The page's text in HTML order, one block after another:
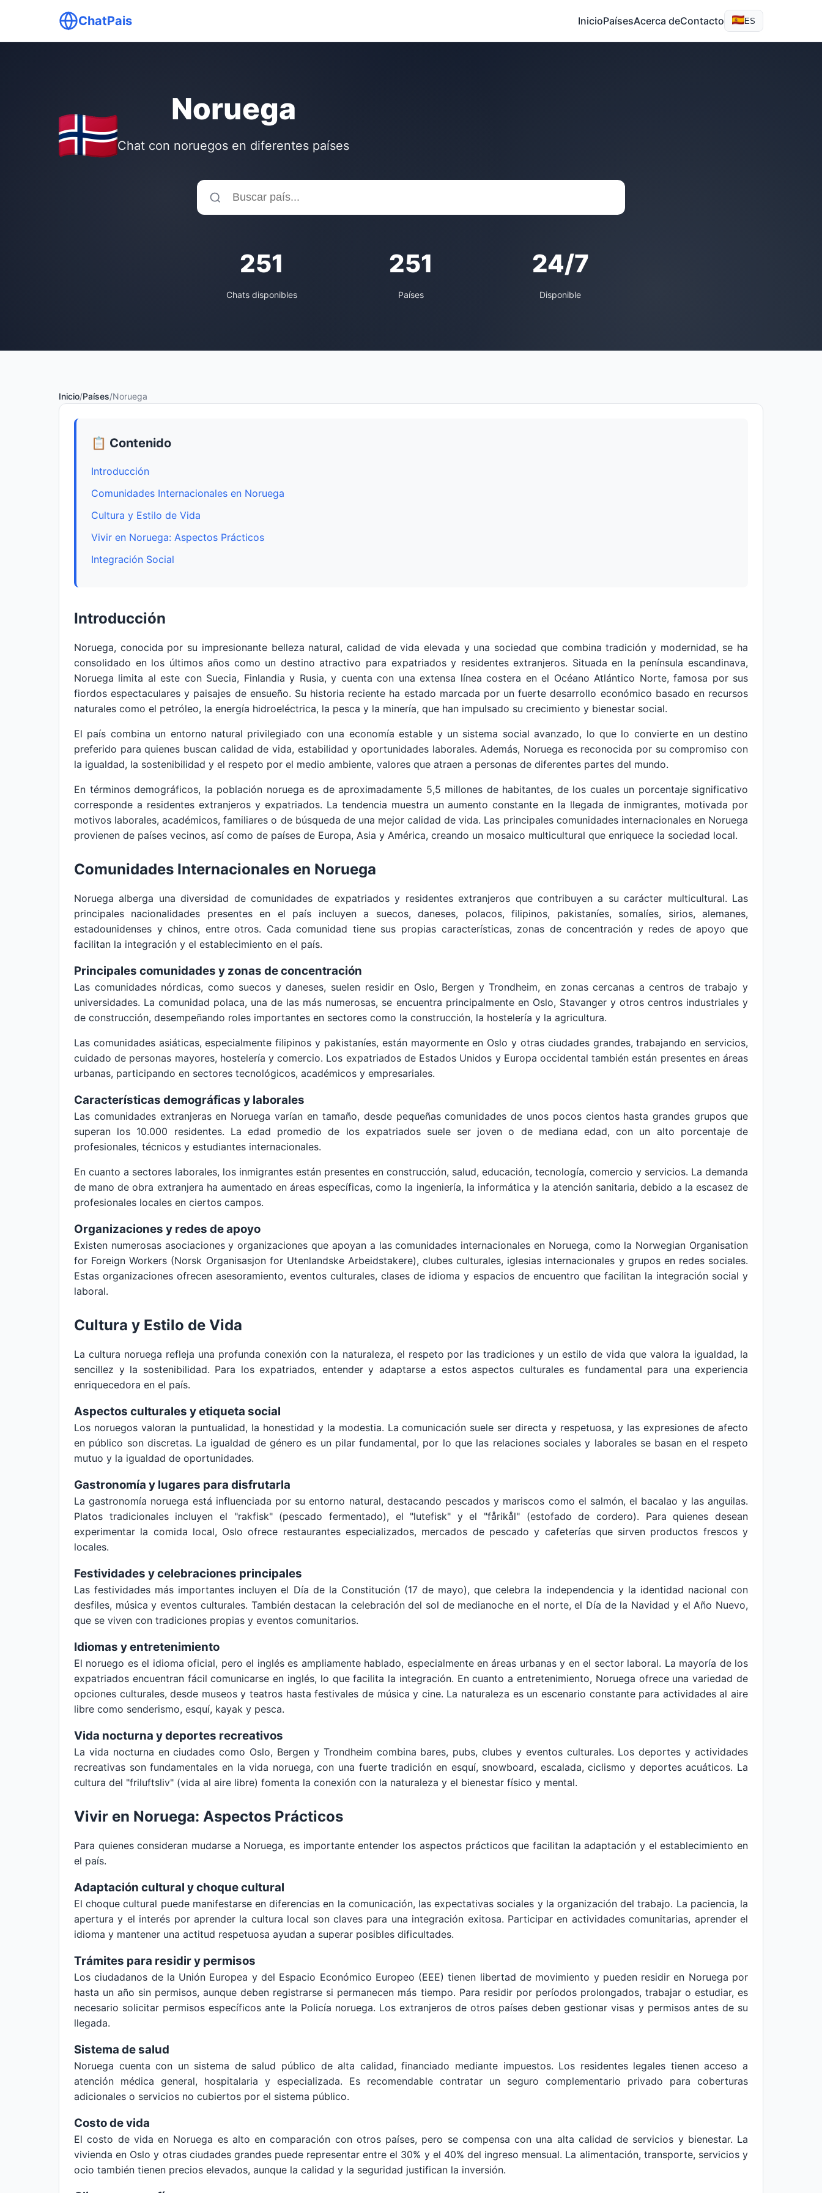
ChatPais InicioPaísesAcerca deContacto ES
Noruega
Chat con noruegos en diferentes países
251
Chats disponibles
251
Países
24/7
Disponible
Inicio/Países/Noruega
📋 Contenido
Introducción
Comunidades Internacionales en Noruega
Cultura y Estilo de Vida
Vivir en Noruega: Aspectos Prácticos
Integración Social
Introducción
Noruega, conocida por su impresionante belleza natural, calidad de vida elevada y una sociedad que combina tradición y modernidad, se ha
consolidado en los últimos años como un destino atractivo para expatriados y residentes extranjeros. Situada en la península escandinava,
Noruega limita al este con Suecia, Finlandia y Rusia, y cuenta con una extensa línea costera en el Océano Atlántico Norte, famosa por sus
fiordos espectaculares y paisajes de ensueño. Su historia reciente ha estado marcada por un fuerte desarrollo económico basado en recursos
naturales como el petróleo, la energía hidroeléctrica, la pesca y la minería, que han impulsado su crecimiento y bienestar social.
El país combina un entorno natural privilegiado con una economía estable y un sistema social avanzado, lo que lo convierte en un destino
preferido para quienes buscan calidad de vida, estabilidad y oportunidades laborales. Además, Noruega es reconocida por su compromiso con
la igualdad, la sostenibilidad y el respeto por el medio ambiente, valores que atraen a personas de diferentes partes del mundo.
En términos demográficos, la población noruega es de aproximadamente 5,5 millones de habitantes, de los cuales un porcentaje significativo
corresponde a residentes extranjeros y expatriados. La tendencia muestra un aumento constante en la llegada de inmigrantes, motivada por
motivos laborales, académicos, familiares o de búsqueda de una mejor calidad de vida. Las principales comunidades internacionales en Noruega
provienen de países vecinos, así como de países de Europa, Asia y América, creando un mosaico multicultural que enriquece la sociedad local.
Comunidades Internacionales en Noruega
Noruega alberga una diversidad de comunidades de expatriados y residentes extranjeros que contribuyen a su carácter multicultural. Las
principales nacionalidades presentes en el país incluyen a suecos, daneses, polacos, filipinos, pakistaníes, somalíes, sirios, alemanes,
estadounidenses y chinos, entre otros. Cada comunidad tiene sus propias características, zonas de concentración y redes de apoyo que
facilitan la integración y el establecimiento en el país.
Principales comunidades y zonas de concentración
Las comunidades nórdicas, como suecos y daneses, suelen residir en Oslo, Bergen y Trondheim, en zonas cercanas a centros de trabajo y
universidades. La comunidad polaca, una de las más numerosas, se encuentra principalmente en Oslo, Stavanger y otros centros industriales y
de construcción, desempeñando roles importantes en sectores como la construcción, la hostelería y la agricultura.
Las comunidades asiáticas, especialmente filipinos y pakistaníes, están mayormente en Oslo y otras ciudades grandes, trabajando en servicios,
cuidado de personas mayores, hostelería y comercio. Los expatriados de Estados Unidos y Europa occidental también están presentes en áreas
urbanas, participando en sectores tecnológicos, académicos y empresariales.
Características demográficas y laborales
Las comunidades extranjeras en Noruega varían en tamaño, desde pequeñas comunidades de unos pocos cientos hasta grandes grupos que
superan los 10.000 residentes. La edad promedio de los expatriados suele ser joven o de mediana edad, con un alto porcentaje de
profesionales, técnicos y estudiantes internacionales.
En cuanto a sectores laborales, los inmigrantes están presentes en construcción, salud, educación, tecnología, comercio y servicios. La demanda
de mano de obra extranjera ha aumentado en áreas específicas, como la ingeniería, la informática y la atención sanitaria, debido a la escasez de
profesionales locales en ciertos campos.
Organizaciones y redes de apoyo
Existen numerosas asociaciones y organizaciones que apoyan a las comunidades internacionales en Noruega, como la Norwegian Organisation
for Foreign Workers (Norsk Organisasjon for Utenlandske Arbeidstakere), clubes culturales, iglesias internacionales y grupos en redes sociales.
Estas organizaciones ofrecen asesoramiento, eventos culturales, clases de idioma y espacios de encuentro que facilitan la integración social y
laboral.
Cultura y Estilo de Vida
La cultura noruega refleja una profunda conexión con la naturaleza, el respeto por las tradiciones y un estilo de vida que valora la igualdad, la
sencillez y la sostenibilidad. Para los expatriados, entender y adaptarse a estos aspectos culturales es fundamental para una experiencia
enriquecedora en el país.
Aspectos culturales y etiqueta social
Los noruegos valoran la puntualidad, la honestidad y la modestia. La comunicación suele ser directa y respetuosa, y las expresiones de afecto
en público son discretas. La igualdad de género es un pilar fundamental, por lo que las relaciones sociales y laborales se basan en el respeto
mutuo y la igualdad de oportunidades.
Gastronomía y lugares para disfrutarla
La gastronomía noruega está influenciada por su entorno natural, destacando pescados y mariscos como el salmón, el bacalao y las anguilas.
Platos tradicionales incluyen el "rakfisk" (pescado fermentado), el "lutefisk" y el "fårikål" (estofado de cordero). Para quienes desean
experimentar la comida local, Oslo ofrece restaurantes especializados, mercados de pescado y cafeterías que sirven productos frescos y
locales.
Festividades y celebraciones principales
Las festividades más importantes incluyen el Día de la Constitución (17 de mayo), que celebra la independencia y la identidad nacional con
desfiles, música y eventos culturales. También destacan la celebración del sol de medianoche en el norte, el Día de la Navidad y el Año Nuevo,
que se viven con tradiciones propias y eventos comunitarios.
Idiomas y entretenimiento
El noruego es el idioma oficial, pero el inglés es ampliamente hablado, especialmente en áreas urbanas y en el sector laboral. La mayoría de los
expatriados encuentran fácil comunicarse en inglés, lo que facilita la integración. En cuanto a entretenimiento, Noruega ofrece una variedad de
opciones culturales, desde museos y teatros hasta festivales de música y cine. La naturaleza es un escenario constante para actividades al aire
libre como senderismo, esquí, kayak y pesca.
Vida nocturna y deportes recreativos
La vida nocturna en ciudades como Oslo, Bergen y Trondheim combina bares, pubs, clubes y eventos culturales. Los deportes y actividades
recreativas son fundamentales en la vida noruega, con una fuerte tradición en esquí, snowboard, escalada, ciclismo y deportes acuáticos. La
cultura del "friluftsliv" (vida al aire libre) fomenta la conexión con la naturaleza y el bienestar físico y mental.
Vivir en Noruega: Aspectos Prácticos
Para quienes consideran mudarse a Noruega, es importante entender los aspectos prácticos que facilitan la adaptación y el establecimiento en
el país.
Adaptación cultural y choque cultural
El choque cultural puede manifestarse en diferencias en la comunicación, las expectativas sociales y la organización del trabajo. La paciencia, la
apertura y el interés por aprender la cultura local son claves para una integración exitosa. Participar en actividades comunitarias, aprender el
idioma y mantener una actitud respetuosa ayudan a superar posibles dificultades.
Trámites para residir y permisos
Los ciudadanos de la Unión Europea y del Espacio Económico Europeo (EEE) tienen libertad de movimiento y pueden residir en Noruega por
hasta un año sin permisos, aunque deben registrarse si permanecen más tiempo. Para residir por períodos prolongados, trabajar o estudiar, es
necesario solicitar permisos específicos ante la Policía noruega. Los extranjeros de otros países deben gestionar visas y permisos antes de su
llegada.
Sistema de salud
Noruega cuenta con un sistema de salud público de alta calidad, financiado mediante impuestos. Los residentes legales tienen acceso a
atención médica general, hospitalaria y especializada. Es recomendable contratar un seguro complementario privado para coberturas
adicionales o servicios no cubiertos por el sistema público.
Costo de vida
El costo de vida en Noruega es alto en comparación con otros países, pero se compensa con una alta calidad de servicios y bienestar. La
vivienda en Oslo y otras ciudades grandes puede representar entre el 30% y el 40% del ingreso mensual. La alimentación, transporte, servicios y
ocio también tienen precios elevados, aunque la calidad y la seguridad justifican la inversión.